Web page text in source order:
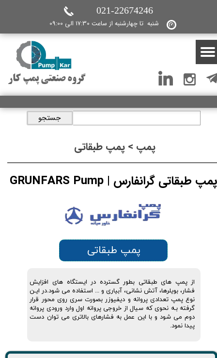
گروه صنعتی پمپ کار
شنبه تا چهارشنبه از ساعت 17:30 الی 09:00
021-22674246
جستجو
پمپ > پمپ طبقاتی
پمپ طبقاتی گرانفارس | GRUNFARS Pump
از پمپ های طبقاتی بطور گسترده در ایستگاه های افزایش
فشار، بویلرها، آتش نشانی، آبیاری و ... استفاده می شود.در ایـن
نوع پمپ تعدادی پروانه و دیفیوزر بصورت سری روی محور قرار
گرفته بـه نحوی که سیال از خروجی پروانه اول وارد ورودی پروانه
دوم می شود و با این عمل به فشارهای بالاتری می توان دست
پیدا نمود.
پمپ طبقاتی